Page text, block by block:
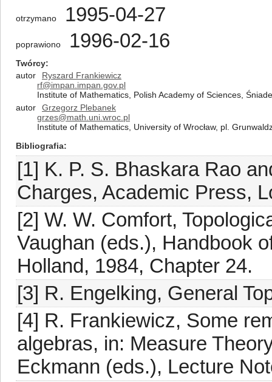
otrzymano 1995-04-27
poprawiono 1996-02-16
Twórcy
autor
Ryszard Frankiewicz
rf@impan.impan.gov.pl
Institute of Mathematics, Polish Academy of Sciences,
autor
Grzegorz Plebanek
grzes@math.uni.wroc.pl
Institute of Mathematics, University of Wrocław, pl.
Bibliografia
[1] K. P. S. Bhaskara Rao
Charges, Academic Press,
[2] W. W. Comfort,
Vaughan (eds.), Handbook
Holland, 1984, Chapter 24.
[3] R. Engelking, General
[4] R. Frankiewicz, Some
algebras, in: Measure
Eckmann (eds.), Lecture